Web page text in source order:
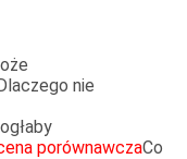
nie
porównawczaCo